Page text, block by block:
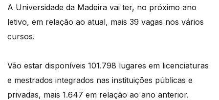
A Universidade da Madeira vai ter, no próximo ano
letivo, em relação ao atual, mais 39 vagas nos vários
cursos.
Vão estar disponíveis 101.798 lugares em licenciaturas
e mestrados integrados nas instituições públicas e
privadas, mais 1.647 em relação ao ano anterior.